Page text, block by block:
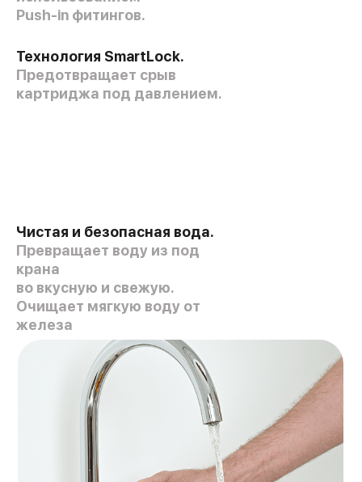
Push-in фитингов.
Технология SmartLock.
Предотвращает срыв
картриджа под давлением.
Чистая и безопасная вода.
Превращает воду из под
крана
во вкусную и свежую.
Очищает мягкую воду от
железа